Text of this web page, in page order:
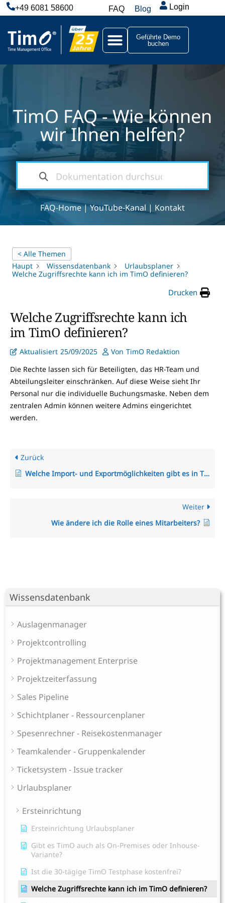
+49 6081 58600 FAQ Blog Login
Geführte Demo
buchen
TimO FAQ - Wie können
wir Ihnen helfen?
FAQ-Home|YouTube-Kanal | Kontakt
Wissensdatenbank
Auslagenmanager
Projektcontrolling
Projektmanagement Enterprise
Projektzeiterfassung
Sales Pipeline
Schichtplaner - Ressourcenplaner
Spesenrechner - Reisekostenmanager
Teamkalender - Gruppenkalender
Ticketsystem - Issue tracker
Urlaubsplaner
Ersteinrichtung
Ersteinrichtung Urlaubsplaner
Gibt es TimO auch als On-Premises oder Inhouse-
Variante?
Ist die 30-tägige TimO Testphase kostenfrei?
Welche Zugriffsrechte kann ich im TimO definieren?
< Alle Themen
Haupt
Wissensdatenbank
Urlaubsplaner
Welche Zugriffsrechte kann ich im TimO definieren?
Drucken
Welche Zugriffsrechte kann ich
im TimO definieren?
Aktualisiert 25/09/2025 Von TimO Redaktion
Die Rechte lassen sich für Beteiligten, das HR-Team und
Abteilungsleiter einschränken. Auf diese Weise sieht Ihr
Personal nur die individuelle Buchungsmaske. Neben dem
zentralen Admin können weitere Admins eingerichtet
werden.
Zurück
Welche Import- und Exportmöglichkeiten gibt es in TimO?
Weiter
Wie ändere ich die Rolle eines Mitarbeiters?